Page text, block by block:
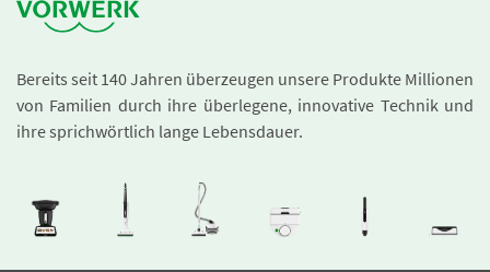
Bereits seit 140 Jahren überzeugen unsere Produkte Millionen
von Familien durch ihre überlegene, innovative Technik und
ihre sprichwörtlich lange Lebensdauer.